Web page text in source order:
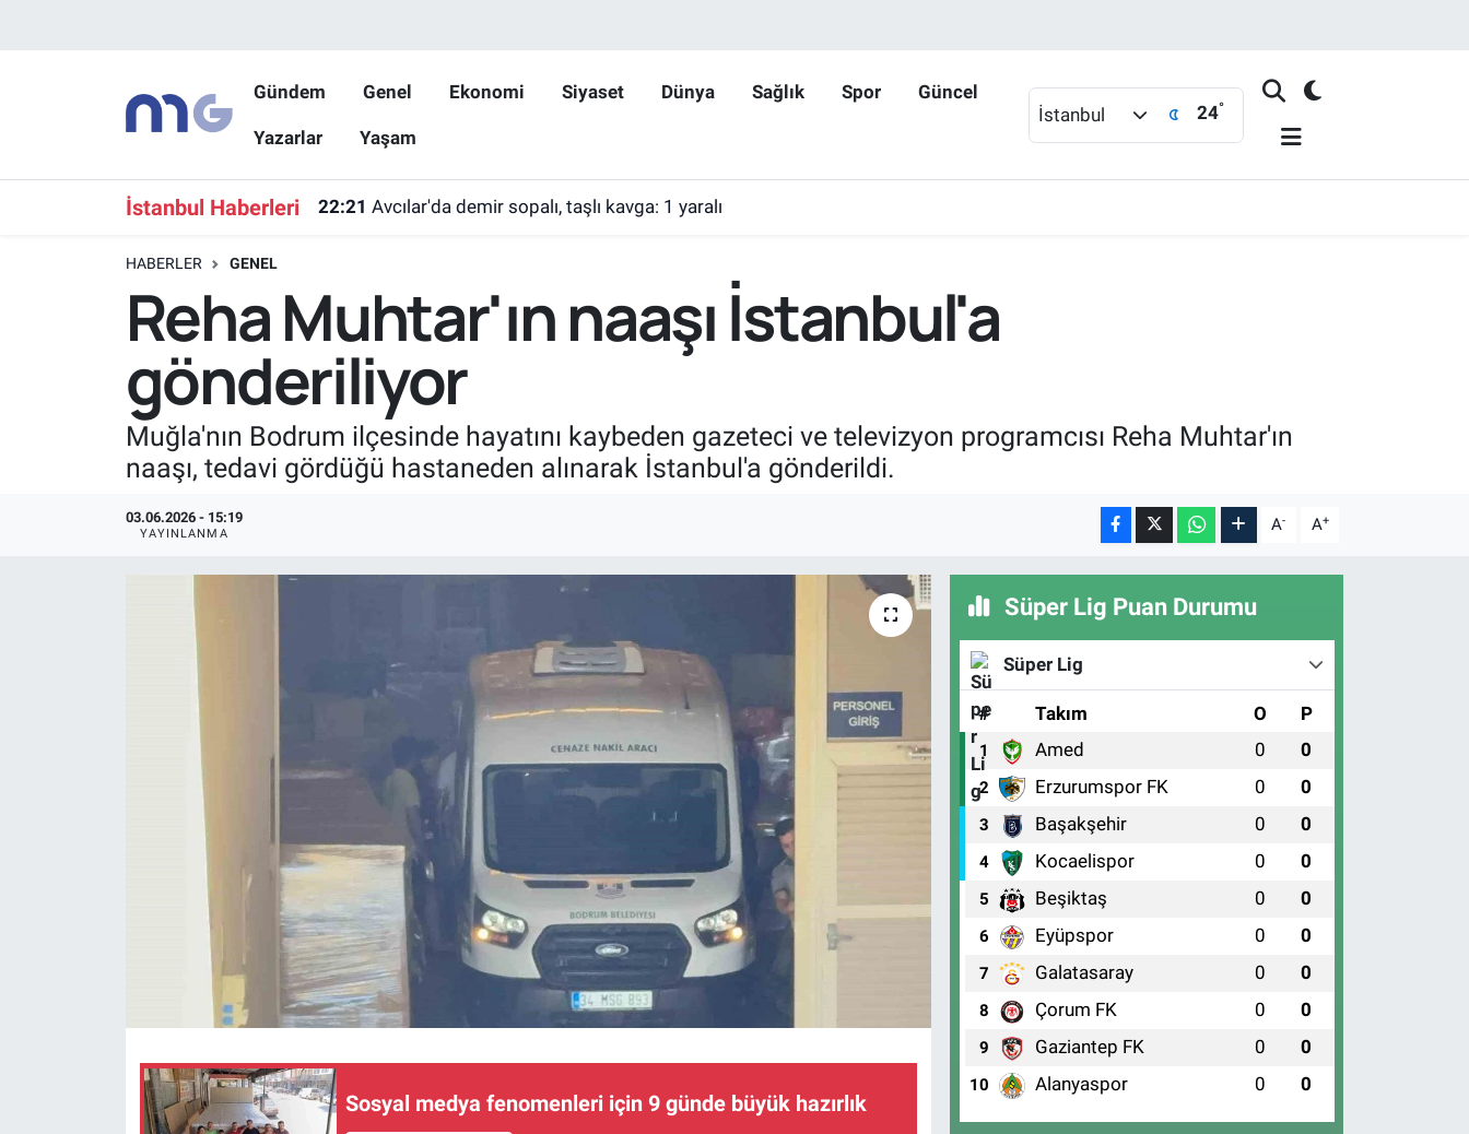
Gündem Genel Ekonomi Siyaset Dünya Sağlık Spor Güncel
Yazarlar Yaşam
İstanbul 24°
İstanbul Haberleri 22:21 Avcılar'da demir sopalı, taşlı kavga: 1 yaralı
HABERLER GENEL
Reha Muhtar'ın naaşı İstanbul'a
gönderiliyor
Muğla'nın Bodrum ilçesinde hayatını kaybeden gazeteci ve televizyon programcısı Reha Muhtar'ın
naaşı, tedavi gördüğü hastaneden alınarak İstanbul'a gönderildi.
03.06.2026 - 15:19
YAYINLANMA A- A+
Sosyal medya fenomenleri için 9 günde büyük hazırlık
Süper Lig Puan Durumu
Süper Lig
# Takım O P
1 Amed 0 0
2 Erzurumspor FK 0 0
3 Başakşehir 0 0
4 Kocaelispor 0 0
5 Beşiktaş 0 0
6 Eyüpspor 0 0
7 Galatasaray 0 0
8 Çorum FK 0 0
9 Gaziantep FK 0 0
10 Alanyaspor 0 0
Hava Durumu
İstanbul Namaz Vakitleri
Süper Lig Puan Durumu ve Fikstür
Tüm Manşetler
Son Dakika Haberleri
Haber Arşivi